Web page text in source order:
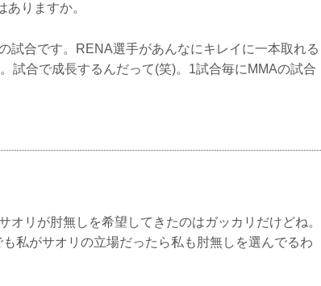
りますか。
合です。RENA選手があんなにキレイに一本取れる
試合で成長するんだって(笑)。1試合毎にMMAの試合
リが肘無しを希望してきたのはガッカリだけどね。
私がサオリの立場だったら私も肘無しを選んでるわ